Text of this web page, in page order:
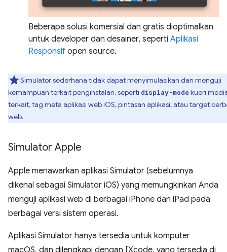
Beberapa solusi komersial dan gratis dioptimalkan
untuk developer dan desainer, seperti Aplikasi
Responsif open source.
Simulator sederhana tidak dapat menyimulasikan dan menguji
kemampuan terkait penginstalan, seperti display-modekueri
terkait, tag meta aplikasi web iOS, pintasan aplikasi, atau target
web.
Simulator Apple
Apple menawarkan aplikasi Simulator (sebelumnya
dikenal sebagai Simulator iOS) yang memungkinkan Anda
menguji aplikasi web di berbagai iPhone dan iPad pada
berbagai versi sistem operasi.
Aplikasi Simulator hanya tersedia untuk komputer